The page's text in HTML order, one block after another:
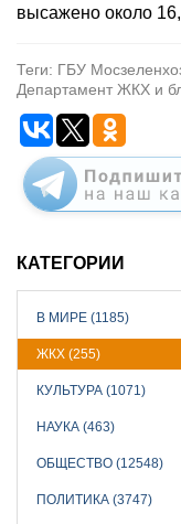
высажено около
Теги: ГБУ
Департамент ЖКХ и
КАТЕГОРИИ
В МИРЕ (1185)
ЖКХ (255)
КУЛЬТУРА (1071)
НАУКА (463)
ОБЩЕСТВО (12548)
ПОЛИТИКА (3747)